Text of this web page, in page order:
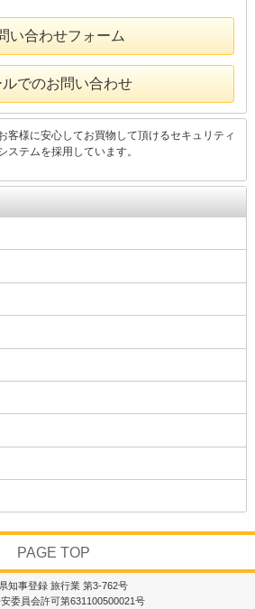
い合わせフォーム
ルでのお問い合わせ
客様に安心してお買物して頂けるセキュリティ
ステムを採用しています。
PAGE TOP
知事登録 旅行業 第3-762号
委員会許可第631100500021号